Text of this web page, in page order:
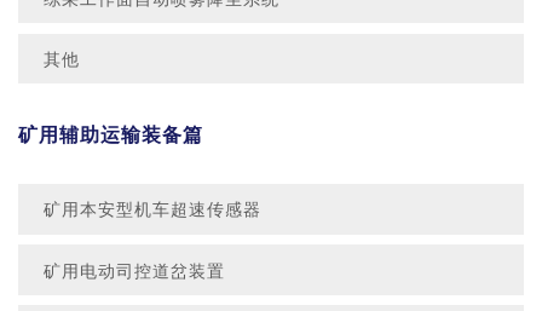
其他
矿用辅助运输装备篇
矿用本安型机车超速传感器
矿用电动司控道岔装置